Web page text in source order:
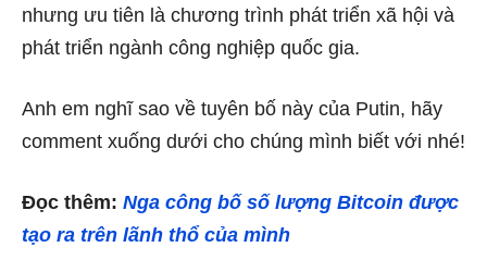
nhưng ưu tiên là chương trình phát triển xã hội và
phát triển ngành công nghiệp quốc gia.
Anh em nghĩ sao về tuyên bố này của Putin, hãy
comment xuống dưới cho chúng mình biết với nhé!
Đọc thêm: Nga công bố số lượng Bitcoin được
tạo ra trên lãnh thổ của mình